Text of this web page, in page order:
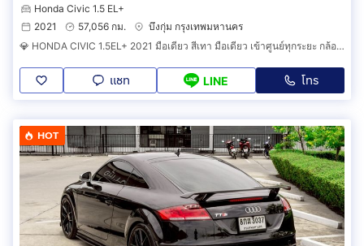
Honda Civic 1.5 EL+
2021
57,056 กม.
บึงกุ่ม กรุงเทพมหานคร
💎 HONDA CIVIC 1.5EL+ 2021 มือเดียว สีเทา มือเดียว เข้าศูนย์ทุกระยะ กล้องมองหลัง สวยพร้อมใช้งานได้เลย
แชท LINE โทร
HOT